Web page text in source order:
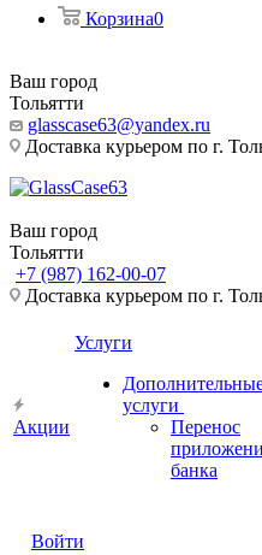
Корзина0
Ваш город
Тольятти
glasscase63@yandex.ru
Доставка курьером по г.
Ваш город
Тольятти
+7 (987) 162-00-07
Доставка курьером по г.
Акции
Услуги
услуги
Перенос
банка
Войти